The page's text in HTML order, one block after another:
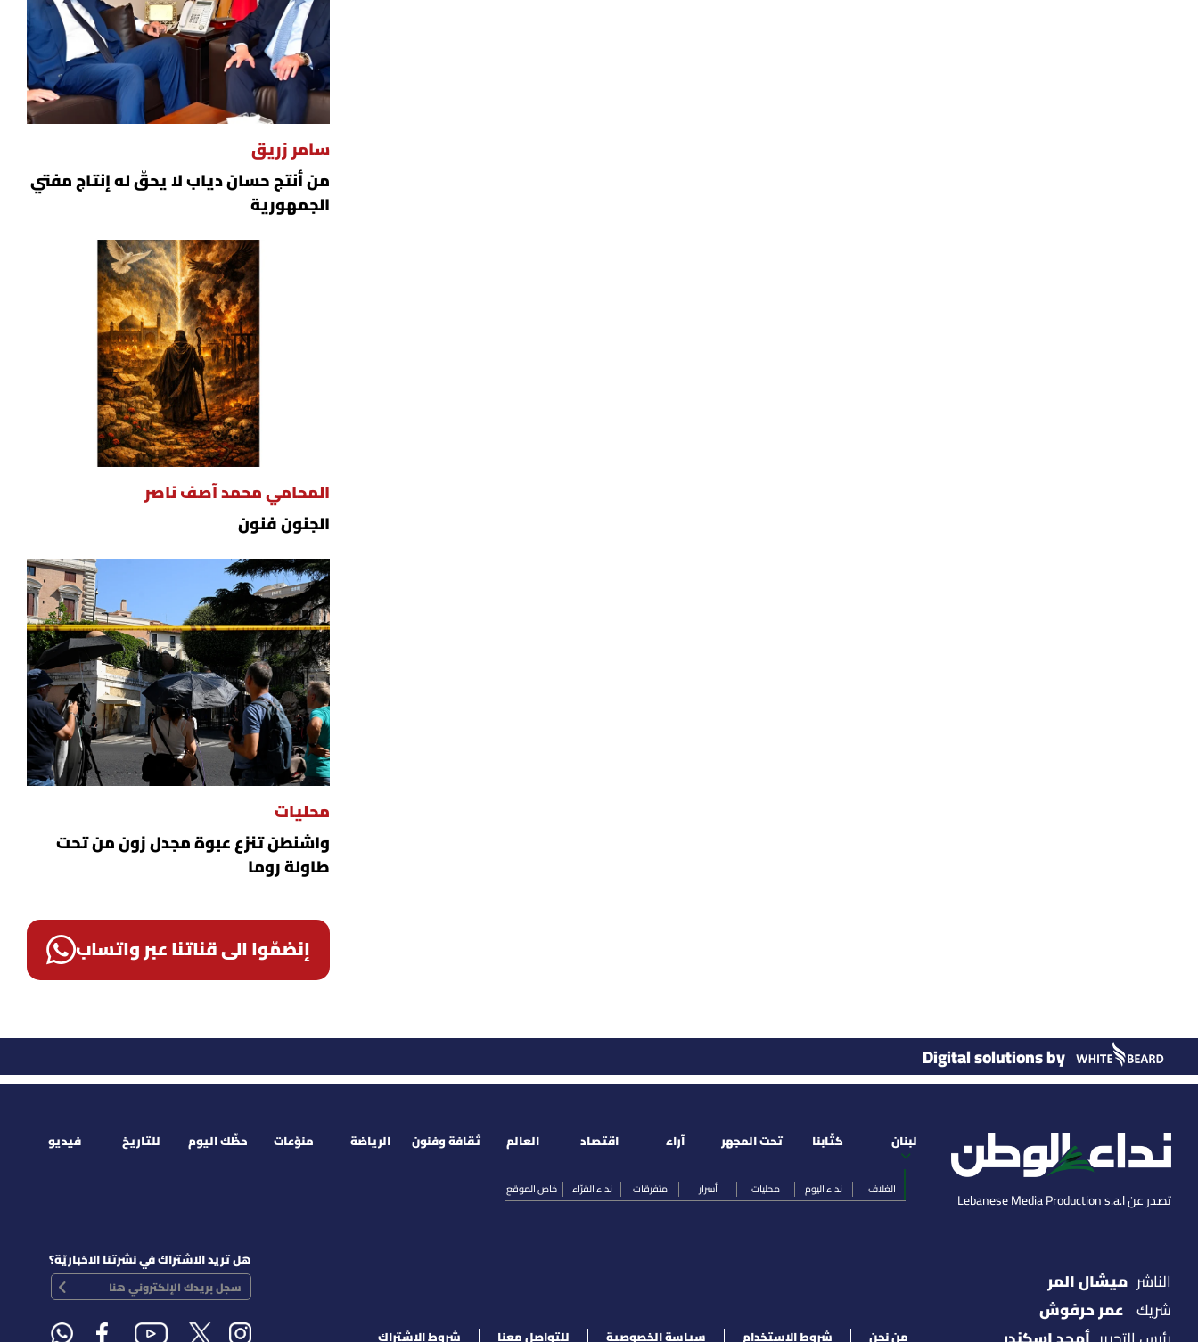
سامر زريق
من أنتج حسان دياب لا يحقّ له إنتاج مفتي
الجمهورية
المحامي محمد آصف ناصر
الجنون فنون
محليات
واشنطن تنزع عبوة مجدل زون من تحت
طاولة روما
إنضمّوا الى قناتنا عبر واتساب
Digital solutions by
تصدر عن Lebanese Media Production s.a.l
لبنان
الغلاف نداء اليوم محليات أسرار متفرقات نداء القرّاء خاص الموقع
كتّابنا تحت المجهر آراء اقتصاد العالم ثقافة وفنون الرياضة منوّعات حظّك اليوم للتاريخ فيديو
الناشر ميشال المر
شريك عمر حرفوش
من نحن شروط الإستخدام سياسة الخصوصية للتواصل معنا شروط الإشتراك
هل تريد الاشتراك في نشرتنا الاخباريّة؟